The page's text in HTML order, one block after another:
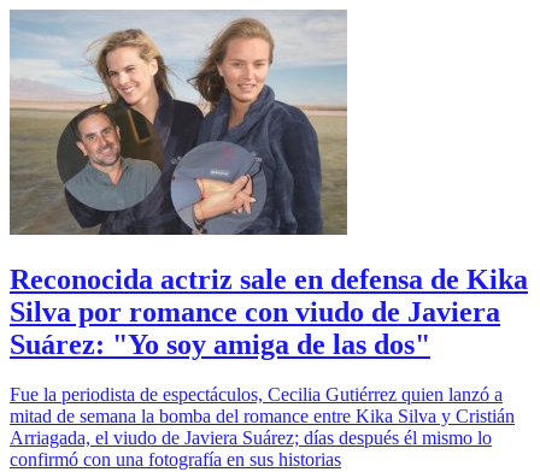
Reconocida actriz sale en defensa de Kika
Silva por romance con viudo de Javiera
Suárez: "Yo soy amiga de las dos"
Fue la periodista de espectáculos, Cecilia Gutiérrez quien lanzó a
mitad de semana la bomba del romance entre Kika Silva y Cristián
Arriagada, el viudo de Javiera Suárez; días después él mismo lo
confirmó con una fotografía en sus historias